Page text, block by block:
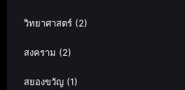
วิทยาศาสตร์ (2)
สงคราม (2)
สยองขวัญ (1)